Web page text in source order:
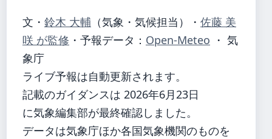
文・ 鈴木 大輔 （気象・気候担当） ・ 佐藤 美
咲 が監修 ・ 予報データ： Open-Meteo ・ 気
象庁
ライブ予報は自動更新されます。
記載のガイダンスは 2026年6月23日
に気象編集部が最終確認しました。
データは気象庁ほか各国気象機関のものを